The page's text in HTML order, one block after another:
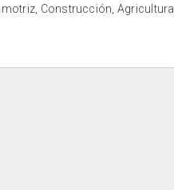
Construcción, Agricultura